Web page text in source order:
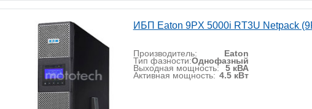
ИБП Eaton 9PX 5000i RT3U Netpack
Производитель: Eaton
Тип фазности:Однофазный
Выходная мощность: 5 кВА
Активная мощность: 4.5 кВт